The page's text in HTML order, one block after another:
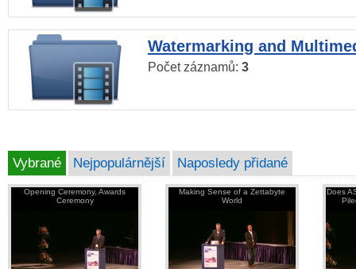
Watermarking and
Počet záznamů: 3
Vybrané Nejpopulárnější Naposledy přidané
Opening Ceremony, Awards
Ceremony
Making Sense of a Zettabyte
World
Does